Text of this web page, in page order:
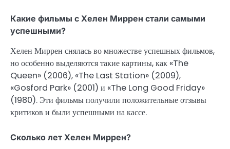
Какие фильмы с Хелен Миррен стали самыми
успешными?
Хелен Миррен снялась во множестве успешных фильмов,
но особенно выделяются такие картины, как «The
Queen» (2006), «The Last Station» (2009),
«Gosford Park» (2001) и «The Long Good Friday»
(1980). Эти фильмы получили положительные отзывы
критиков и были успешными на кассе.
Сколько лет Хелен Миррен?